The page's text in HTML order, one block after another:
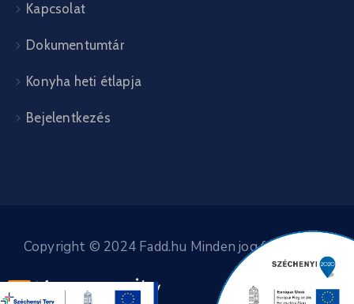
Kapcsolat
Dokumentumtár
Konyha heti étlapja
Bejelentkezés
Copyright © 2024 Fadd.hu Minden jog fenntartva.